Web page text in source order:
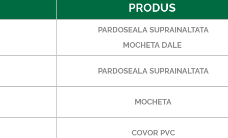
PRODUS
PARDOSEALA SUPRAINALTATA
MOCHETA DALE
PARDOSEALA SUPRAINALTATA
MOCHETA
COVOR PVC